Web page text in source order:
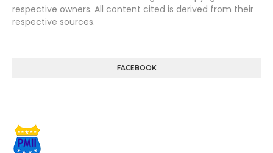
respective owners. All content cited is derived from their
respective sources.
FACEBOOK